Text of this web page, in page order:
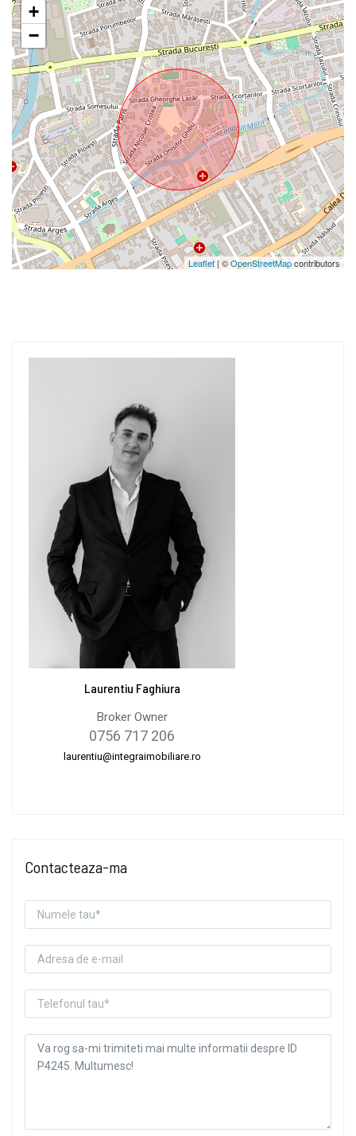
+
−
Leaflet| ©OpenStreetMapcontributors
Laurentiu Faghiura
Broker Owner
0756 717 206
laurentiu@integraimobiliare.ro
Contacteaza-ma